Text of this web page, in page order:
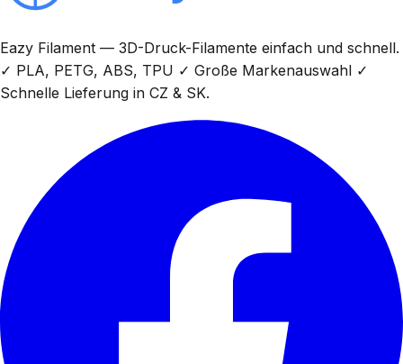
Eazy Filament — 3D-Druck-Filamente einfach und schnell.
✓ PLA, PETG, ABS, TPU ✓ Große Markenauswahl ✓
Schnelle Lieferung in CZ & SK.